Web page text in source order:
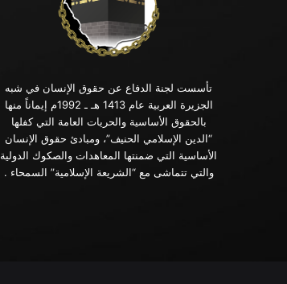
تأسست لجنة الدفاع عن حقوق الإنسان في شبه
الجزيرة العربية عام 1413 هـ ـ 1992م إيماناً منها
بالحقوق الأساسية والحريات العامة التي كفلها
“الدين الإسلامي الحنيف”، ومبادئ حقوق الإنسان
الأساسية التي ضمنتها المعاهدات والصكوك الدولية
والتي تتماشى مع “الشريعة الإسلامية” السمحاء .